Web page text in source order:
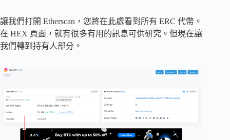
讓我們打開 Etherscan，您將在此處看到所有 ERC 代幣。
在 HEX 頁面，就有很多有用的訊息可供研究。但現在讓
我們轉到持有人部分。